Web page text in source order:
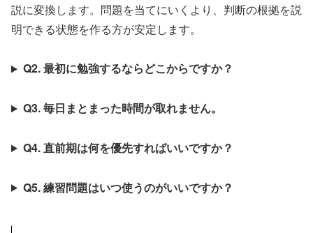
説に変換します。問題を当てにいくより、判断の根拠を説
明できる状態を作る方が安定します。
Q2. 最初に勉強するならどこからですか？
Q3. 毎日まとまった時間が取れません。
Q4. 直前期は何を優先すればいいですか？
Q5. 練習問題はいつ使うのがいいですか？